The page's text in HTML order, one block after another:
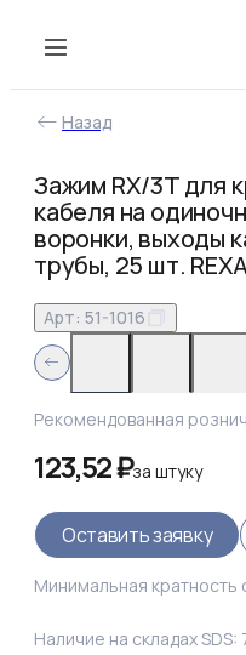
Назад
Зажим RX/3T для
кабеля на
воронки, выходы
трубы, 25 шт.
Арт: 51-1016
Рекомендованная
123,52 ₽заштуку
Оставить заявку
Минимальная кратность
Наличие на складах SDS: